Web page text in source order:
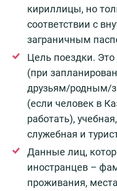
кириллицы, но
соответствии с
заграничным
Цель поездки.
(при
друзьям/родным/
(если человек в
работать),
служебная и
Данные лиц,
иностранцев –
проживания,